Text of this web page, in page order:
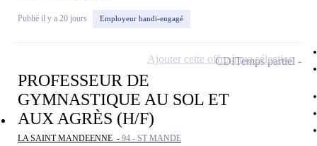
Publié il y a 20 jours Employeur handi-engagé
PROFESSEUR DE
GYMNASTIQUE AU SOL ET
AUX AGRÈS (H/F)
LA SAINT MANDEENNE - 94 - ST MANDE
CDITemps partiel
Ajouter cette offre à ma sélection